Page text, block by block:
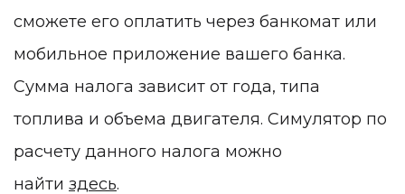
сможете его оплатить через банкомат или
мобильное приложение вашего банка.
Сумма налога зависит от года, типа
топлива и объема двигателя. Симулятор по
расчету данного налога можно
найти здесь.